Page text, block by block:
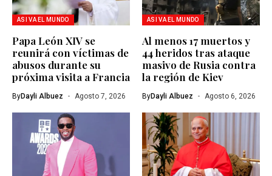
ASI VA EL MUNDO
Papa León XIV se
reunirá con víctimas de
abusos durante su
próxima visita a Francia
ByDayli Albuez Agosto 7, 2026
ASI VA EL MUNDO
Al menos 17 muertos y
44 heridos tras ataque
masivo de Rusia contra
la región de Kiev
ByDayli Albuez Agosto 6, 2026